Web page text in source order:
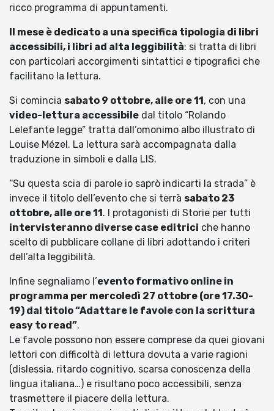
ricco programma di appuntamenti.
Il mese è dedicato a una specifica tipologia di libri
accessibili, i libri ad alta leggibilità: si tratta di libri
con particolari accorgimenti sintattici e tipografici che
facilitano la lettura.
Si comincia sabato 9 ottobre, alle ore 11 , con una
video-lettura accessibile dal titolo “Rolando
Lelefante legge” tratta dall’omonimo albo illustrato di
Louise Mézel. La lettura sarà accompagnata dalla
traduzione in simboli e dalla LIS.
“Su questa scia di parole io saprò indicarti la strada” è
invece il titolo dell’evento che si terrà sabato 23
ottobre, alle ore 11 . I protagonisti di Storie per tutti
intervisteranno diverse case editrici che hanno
scelto di pubblicare collane di libri adottando i criteri
dell’alta leggibilità.
Infine segnaliamo l’evento formativo online in
programma per mercoledì 27 ottobre (ore 17.30-
19) dal titolo “Adattare le favole con la scrittura
easy to read”.
Le favole possono non essere comprese da quei giovani
lettori con difficoltà di lettura dovuta a varie ragioni
(dislessia, ritardo cognitivo, scarsa conoscenza della
lingua italiana…) e risultano poco accessibili, senza
trasmettere il piacere della lettura.